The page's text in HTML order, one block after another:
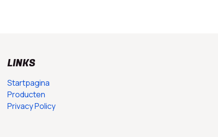
LINKS
Startpagina
Producten
Privacy Policy